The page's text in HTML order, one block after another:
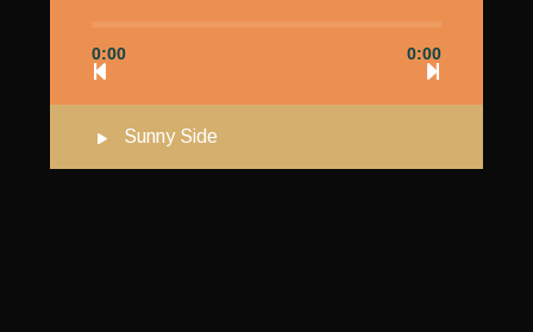
0:00 0:00
Sunny Side